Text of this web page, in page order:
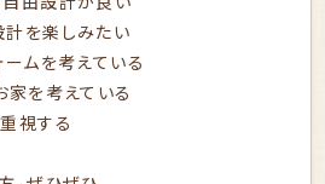
を楽しみたい
ムを考えている
家を考えている
視する